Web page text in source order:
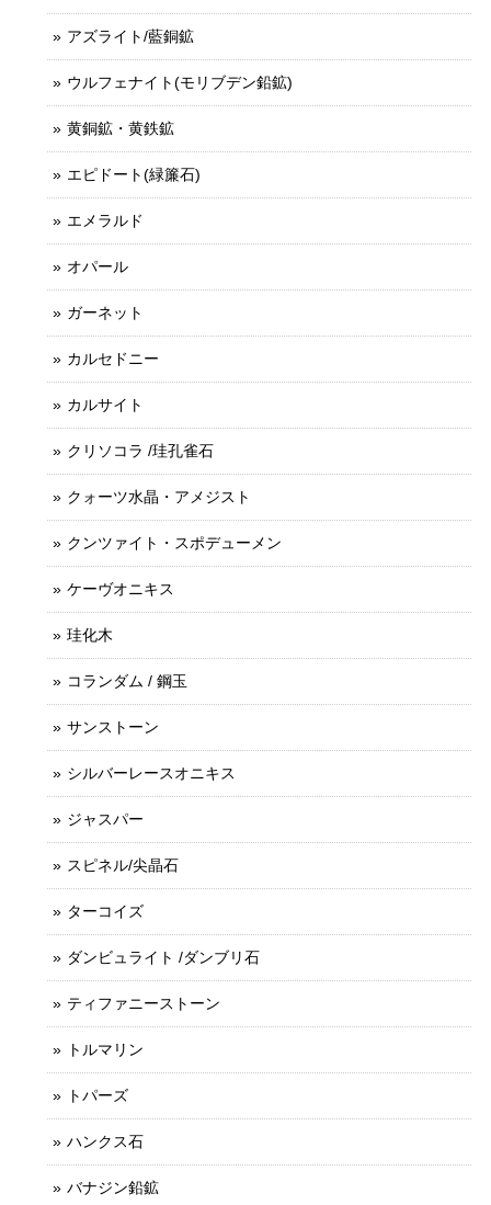
アズライト/藍銅鉱
ウルフェナイト(モリブデン鉛鉱)
黄銅鉱・黄鉄鉱
エピドート(緑簾石)
エメラルド
オパール
ガーネット
カルセドニー
カルサイト
クリソコラ /珪孔雀石
クォーツ水晶・アメジスト
クンツァイト・スポデューメン
ケーヴオニキス
珪化木
コランダム / 鋼玉
サンストーン
シルバーレースオニキス
ジャスパー
スピネル/尖晶石
ターコイズ
ダンビュライト /ダンブリ石
ティファニーストーン
トルマリン
トパーズ
ハンクス石
バナジン鉛鉱